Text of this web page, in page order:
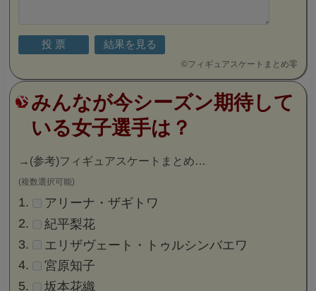
©フィギュアスケートまとめ零
みんなが今シーズン期待して
いる女子選手は？
→ (参考)フィギュアスケートまとめ…
(複数選択可能)
アリーナ・ザギトワ
紀平梨花
エリザヴェート・トゥルシンバエワ
宮原知子
坂本花織